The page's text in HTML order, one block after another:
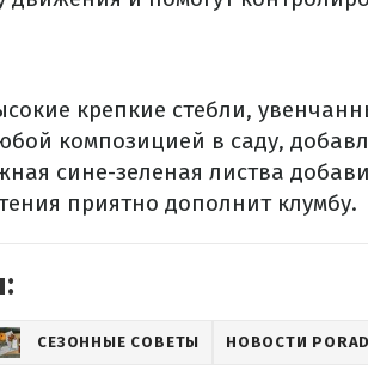
крепкие стебли,
композицией в саду,
сине-зеленая листва
приятно дополнит клумбу.
СЕЗОННЫЕ СОВЕТЫ НОВОСТИ